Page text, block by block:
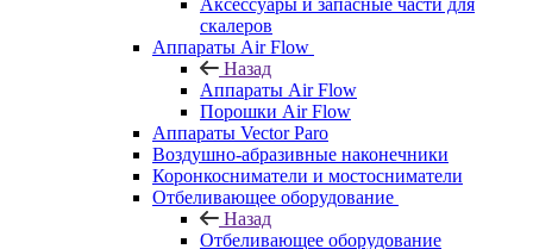
Аксессуары и запасные части для
скалеров
Аппараты Air Flow
Назад
Аппараты Air Flow
Порошки Air Flow
Аппараты Vector Paro
Воздушно-абразивные наконечники
Коронкосниматели и мостосниматели
Отбеливающее оборудование
Назад
Отбеливающее оборудование